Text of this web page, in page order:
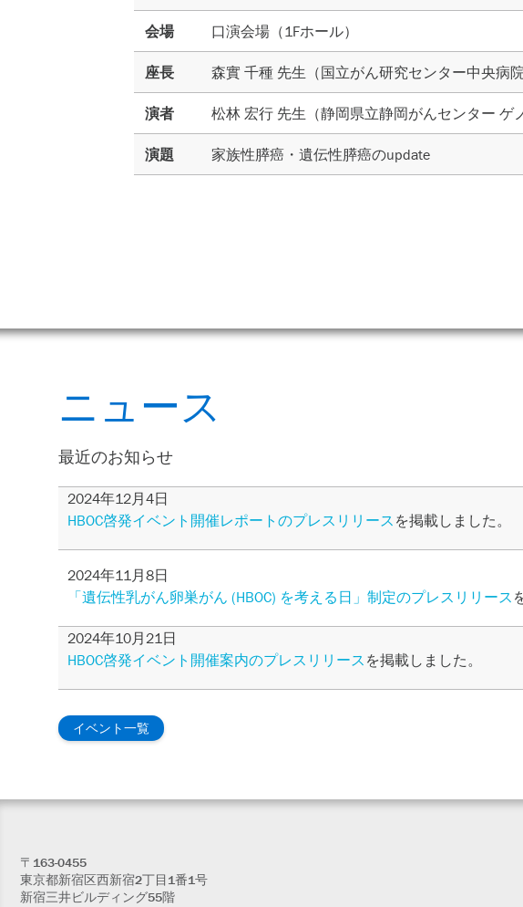
会場 口演会場（1Fホール）
座長 森實 千種 先生 （国立がん研究センター中央病
演者 松林 宏行 先生 （静岡県立静岡がんセンター ゲ
演題 家族性膵癌・遺伝性膵癌のupdate
ニュース
最近のお知らせ
2024年12月4日
HBOC啓発イベント開催レポートのプレスリリース を掲載しました。
2024年11月8日
「遺伝性乳がん卵巣がん (HBOC) を考える日」制定のプレスリリース
2024年10月21日
HBOC啓発イベント開催案内のプレスリリース を掲載しました。
イベント一覧
〒163-0455
東京都新宿区西新宿2丁目1番1号
新宿三井ビルディング55階